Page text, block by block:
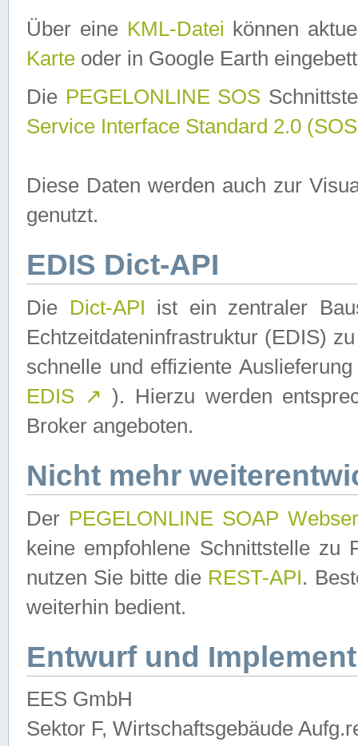
Über eine KML-Datei können
Karte oder in Google Earth
Die PEGELONLINE SOS
Service Interface Standard 2.0
Diese Daten werden auch zur
genutzt.
EDIS Dict-API
Die Dict-API ist ein zentraler
Echtzeitdateninfrastruktur (EDIS)
schnelle und effiziente
EDIS ↗ ). Hierzu werden
Broker angeboten.
Nicht mehr
Der PEGELONLINE SOAP
keine empfohlene Schnittstelle zu
nutzen Sie bitte die REST-API.
weiterhin bedient.
Entwurf und
EES GmbH
Sektor F, Wirtschaftsgebäude